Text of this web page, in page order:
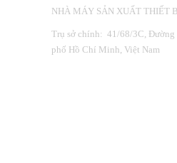
NHÀ MÁY SẢN XUẤT THIẾT
Trụ sở chính: 41/68/3C, Đường
phố Hồ Chí Minh, Việt Nam